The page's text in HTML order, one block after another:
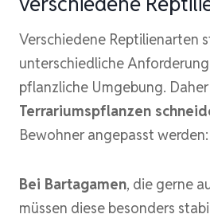
Verschiedene Reptilienarten
unterschiedliche
pflanzliche Umgebung.
Terrariumspflanzen
Bewohner angepasst werden:
Bei Bartagamen, die gerne
müssen diese besonders